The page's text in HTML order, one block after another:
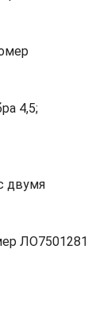
4,5;
двумя
ЛО7501281